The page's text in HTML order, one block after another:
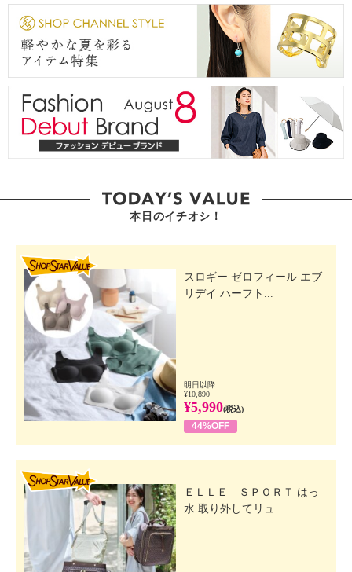
本日のイチオシ！
スロギー ゼロフィール エブ
リデイ ハーフト...
明日以降
¥10,890
¥5,990(税込)
44%OFF
ＥＬＬＥ ＳＰＯＲＴ はっ
水 取り外してリュ...